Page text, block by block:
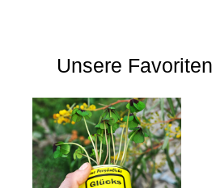
Unsere Favoriten